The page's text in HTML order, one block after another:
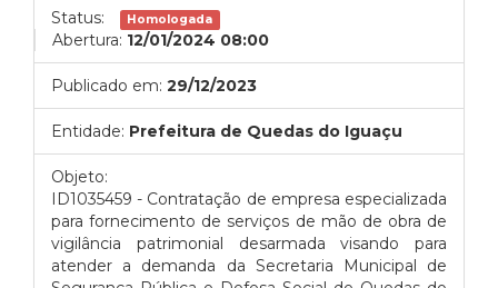
Status: Homologada
Abertura: 12/01/2024 08:00
Publicado em: 29/12/2023
Entidade: Prefeitura de Quedas do Iguaçu
Objeto:
ID1035459 - Contratação de empresa especializada
para fornecimento de serviços de mão de obra de
vigilância patrimonial desarmada visando para
atender a demanda da Secretaria Municipal de